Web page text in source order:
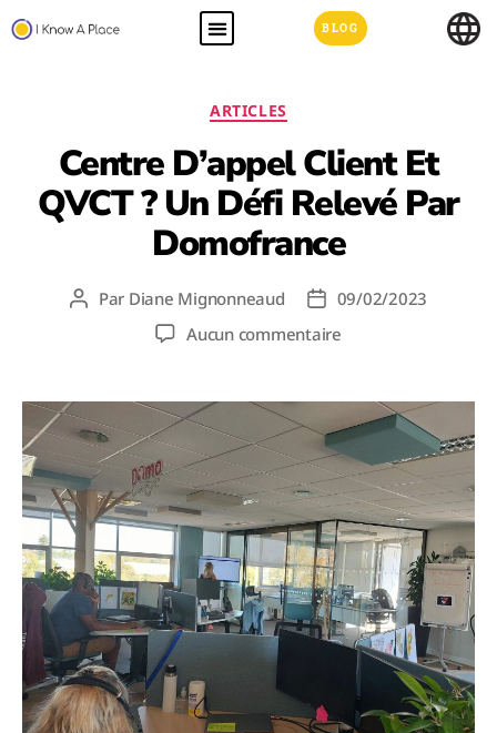
BLOG
ARTICLES
Centre D’appel Client Et
QVCT ? Un Défi Relevé Par
Domofrance
Par Diane Mignonneaud
09/02/2023
Aucun commentaire